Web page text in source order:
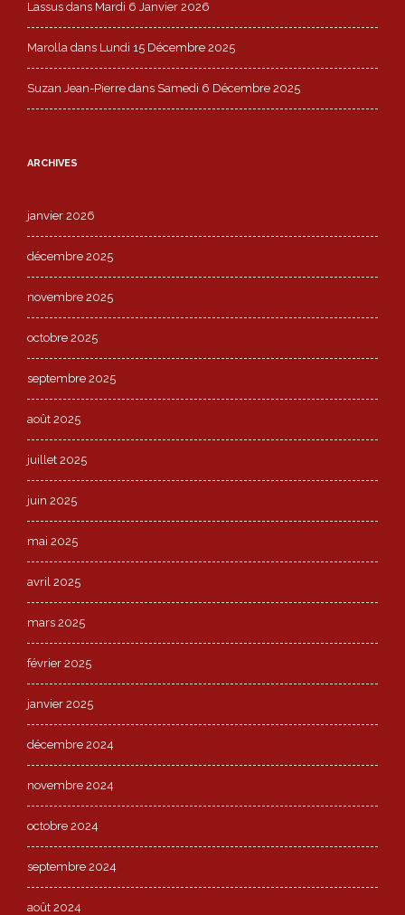
Lassus dans Mardi 6 Janvier 2026
Marolla dans Lundi 15 Décembre 2025
Suzan Jean-Pierre dans Samedi 6 Décembre 2025
ARCHIVES
janvier 2026
décembre 2025
novembre 2025
octobre 2025
septembre 2025
août 2025
juillet 2025
juin 2025
mai 2025
avril 2025
mars 2025
février 2025
janvier 2025
décembre 2024
novembre 2024
octobre 2024
septembre 2024
août 2024